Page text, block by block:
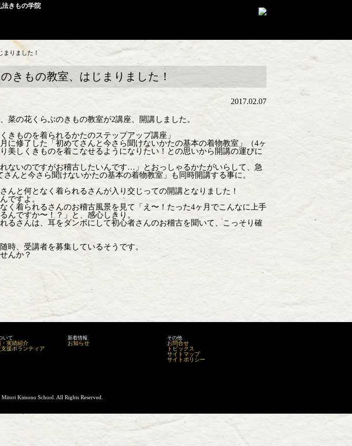
法きもの学院
りました！
きもの教室、はじまりました！
2017.02.07
菜の花くらぶのきもの教室が2講座、開講しました。
きものを着られるかたのステップアップ講座」
に修了した「初めてさんと今さら聞けないかたの基本の着物教室」（4ヶ
美しくきものを着こなせるようになりたい！との思いから開講の運びに
ないのですがお稽古したいんです…」とおっしゃるかたがいらして、急
さんと今さら聞けないかたの基本の着物教室」も同時開講する事に。
んと何となく着られるさんが入り交じっての開講となりました！
ですよ。
く着られるさんのお稽古風景を見て「え〜！たった4ヶ月でこんなに上手
んですか〜！？」と、感心しきり。
るさんは、耳をダンボにして初心者さんのお稽古を聞いて、こっそり確
時、受講者を募集しているそうです。
んか？
いて
・実績紹介
援ボランティア
新着情報
お知らせ
その他
お問合せ
トピックス
サイトマップ
サイトポリシー
Mitori Kimono School. All Rights Reserved.